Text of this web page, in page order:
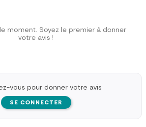
moment. Soyez le premier à donner
votre avis !
vous pour donner votre avis
SE CONNECTER